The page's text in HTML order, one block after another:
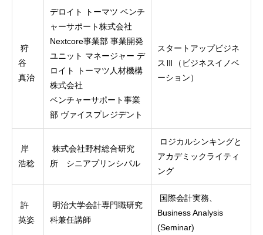
狩
谷
真治
デロイト トーマツ ベンチ
ャーサポート株式会社
Nextcore事業部 事業開発
ユニット マネージャー デ
ロイト トーマツ人材機構
株式会社
ベンチャーサポート事業
部 ヴァイスプレジデント
スタートアップビジネ
スⅢ（ビジネスイノベ
ーション）
岸
浩稔
株式会社野村総合研究
所 シニアプリンシパル
ロジカルシンキングと
アカデミックライティ
ング
許
英姿
明治大学会計専門職研究
科兼任講師
国際会計実務、
Business Analysis
(Seminar)